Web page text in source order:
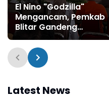
El Nino "Godzilla"
Mengancam, Pemkab
Blitar Gandeng
Muhammadiyah Siaga
Bencana
Latest News